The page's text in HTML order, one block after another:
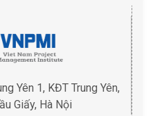
Yên 1, KĐT Trung Yên,
Giấy, Hà Nội